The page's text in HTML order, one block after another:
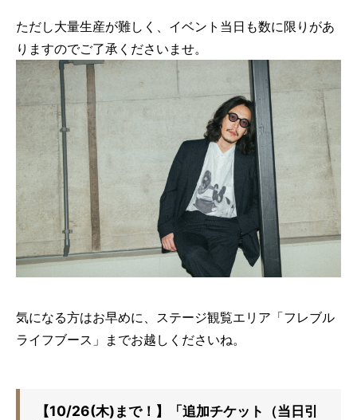
ただし大量生産が難しく、イベント当日も数に限りがあ
りますのでご了承くださいませ。
気になる方はお早めに、ステージ観覧エリア「フレブル
ライフブース」までお越しくださいね。
【10/26(木)まで！】「追加チケット（当日引